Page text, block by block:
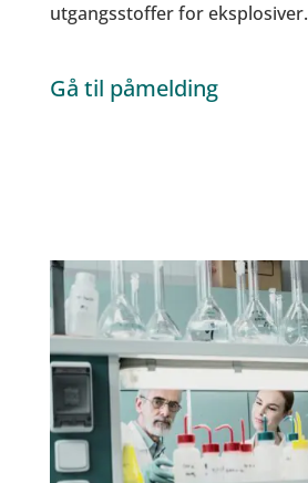
utgangsstoffer for eksplosiver.
Gå til påmelding